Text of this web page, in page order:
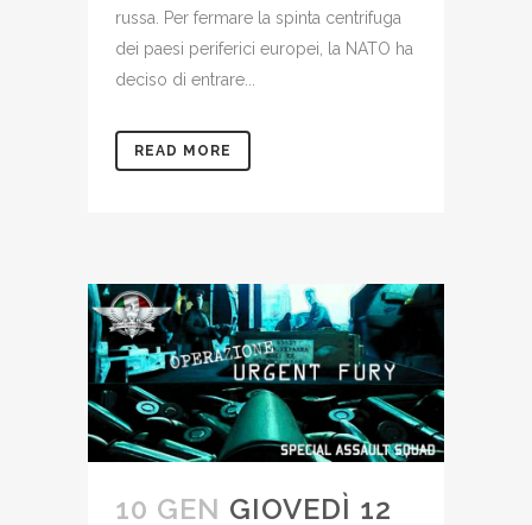
russa. Per fermare la spinta centrifuga
dei paesi periferici europei, la NATO ha
deciso di entrare...
READ MORE
10 GEN GIOVEDÌ 12